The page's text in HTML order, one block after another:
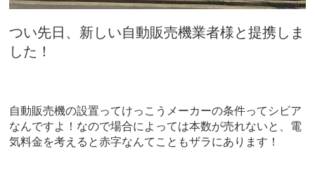
つい先日、新しい自動販売機業者様と提携しま
した！
自動販売機の設置ってけっこうメーカーの条件ってシビア
なんですよ！なので場合によっては本数が売れないと、電
気料金を考えると赤字なんてこともザラにあります！